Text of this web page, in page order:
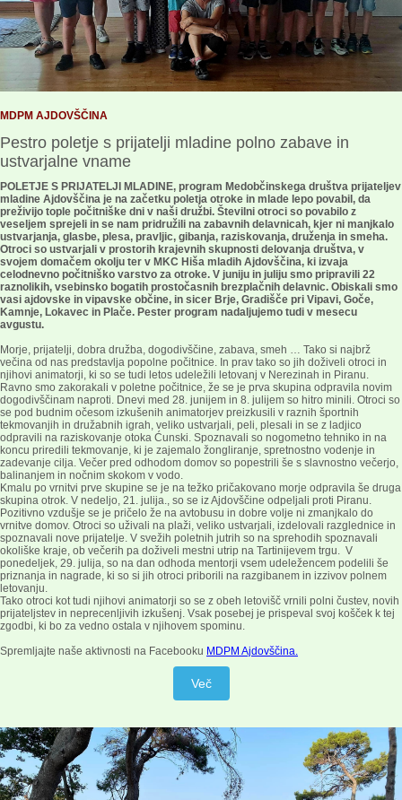
MDPM AJDOVŠČINA
Pestro poletje s prijatelji mladine polno zabave in
ustvarjalne vname
POLETJE S PRIJATELJI MLADINE, program Medobčinskega društva prijateljev
mladine Ajdovščina je na začetku poletja otroke in mlade lepo povabil, da
preživijo tople počitniške dni v naši družbi. Številni otroci so povabilo z
veseljem sprejeli in se nam pridružili na zabavnih delavnicah, kjer ni manjkalo
ustvarjanja, glasbe, plesa, pravljic, gibanja, raziskovanja, druženja in smeha.
Otroci so ustvarjali v prostorih krajevnih skupnosti delovanja društva, v
svojem domačem okolju ter v MKC Hiša mladih Ajdovščina, ki izvaja
celodnevno počitniško varstvo za otroke. V juniju in juliju smo pripravili 22
raznolikih, vsebinsko bogatih prostočasnih brezplačnih delavnic. Obiskali smo
vasi ajdovske in vipavske občine, in sicer Brje, Gradišče pri Vipavi, Goče,
Kamnje, Lokavec in Plače. Pester program nadaljujemo tudi v mesecu
avgustu.
Morje, prijatelji, dobra družba, dogodivščine, zabava, smeh … Tako si najbrž
večina od nas predstavlja popolne počitnice. In prav tako so jih doživeli otroci in
njihovi animatorji, ki so se tudi letos udeležili letovanj v Nerezinah in Piranu.
Ravno smo zakorakali v poletne počitnice, že se je prva skupina odpravila novim
dogodivščinam naproti. Dnevi med 28. junijem in 8. julijem so hitro minili. Otroci so
se pod budnim očesom izkušenih animatorjev preizkusili v raznih športnih
tekmovanjih in družabnih igrah, veliko ustvarjali, peli, plesali in se z ladjico
odpravili na raziskovanje otoka Ćunski. Spoznavali so nogometno tehniko in na
koncu priredili tekmovanje, ki je zajemalo žongliranje, spretnostno vodenje in
zadevanje cilja. Večer pred odhodom domov so popestrili še s slavnostno večerjo,
balinanjem in nočnim skokom v vodo.
Kmalu po vrnitvi prve skupine se je na težko pričakovano morje odpravila še druga
skupina otrok. V nedeljo, 21. julija., so se iz Ajdovščine odpeljali proti Piranu.
Pozitivno vzdušje se je pričelo že na avtobusu in dobre volje ni zmanjkalo do
vrnitve domov. Otroci so uživali na plaži, veliko ustvarjali, izdelovali razglednice in
spoznavali nove prijatelje. V svežih poletnih jutrih so na sprehodih spoznavali
okoliške kraje, ob večerih pa doživeli mestni utrip na Tartinijevem trgu. V
ponedeljek, 29. julija, so na dan odhoda mentorji vsem udeležencem podelili še
priznanja in nagrade, ki so si jih otroci priborili na razgibanem in izzivov polnem
letovanju.
Tako otroci kot tudi njihovi animatorji so se z obeh letovišč vrnili polni čustev, novih
prijateljstev in neprecenljivih izkušenj. Vsak posebej je prispeval svoj košček k tej
zgodbi, ki bo za vedno ostala v njihovem spominu.
Spremljajte naše aktivnosti na Facebooku MDPM Ajdovščina.
Več